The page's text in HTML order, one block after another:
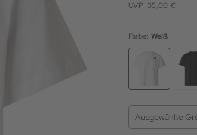
UVP: 35,00 €
Farbe: Weiß
Ausgewählte